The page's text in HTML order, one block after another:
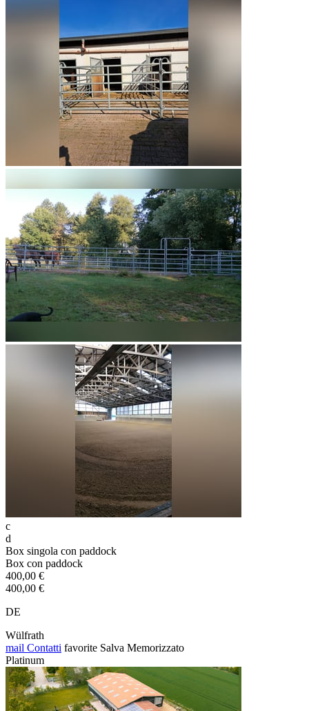
c
d
Box singola con paddock
Box con paddock
400,00 €
400,00 €
DE
Wülfrath
mail Contatti favorite Salva Memorizzato
Platinum